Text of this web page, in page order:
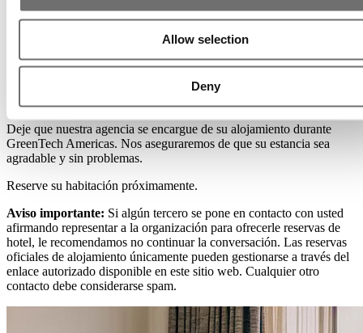
Allow selection
Deny
Reserva excelentes hoteles en Querétaro,
Deje que nuestra agencia se encargue de su alojamiento durante
GreenTech Americas. Nos aseguraremos de que su estancia sea
agradable y sin problemas.
Reserve su habitación próximamente.
Aviso importante: Si algún tercero se pone en contacto con usted
afirmando representar a la organización para ofrecerle reservas de
hotel, le recomendamos no continuar la conversación. Las reservas
oficiales de alojamiento únicamente pueden gestionarse a través del
enlace autorizado disponible en este sitio web. Cualquier otro
contacto debe considerarse spam.